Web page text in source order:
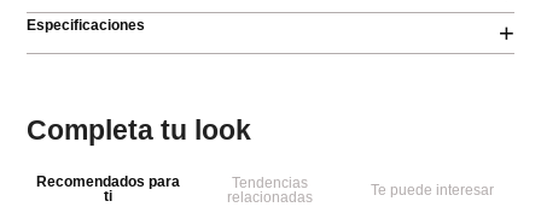
Especificaciones +
Completa tu look
Recomendados para
ti
Tendencias
relacionadas
Te puede interesar